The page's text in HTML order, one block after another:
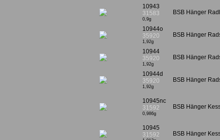
10943
31583
0,9g
BSB Hänger
10944o
35920
1,92g
BSB Hänger
10944
35920
1,92g
BSB Hänger
10944d
35920
1,92g
BSB Hänger
10945nc
31592
0,986g
BSB Hänger
10945
31592
BSB Hänger